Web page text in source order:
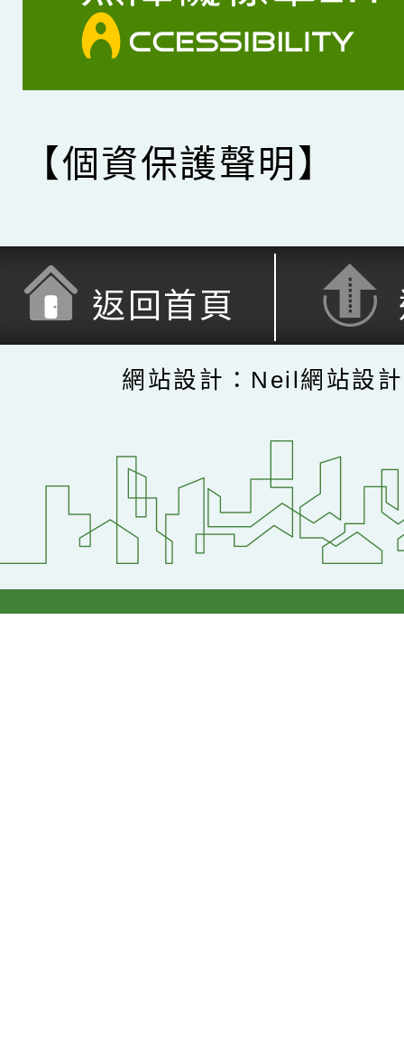
【個資保護聲明】
返回首頁
網站設計：Neil網站設